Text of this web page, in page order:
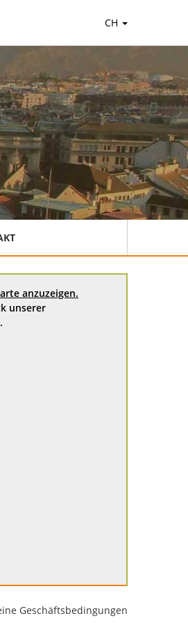
CH
anzuzeigen.
unserer
Geschäftsbedingungen